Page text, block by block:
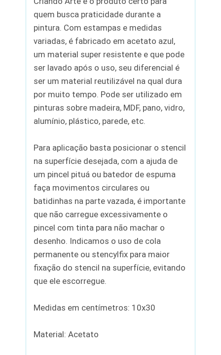
quem busca praticidade durante a
pintura. Com estampas e medidas
variadas, é fabricado em acetato azul,
um material super resistente e que pode
ser lavado após o uso, seu diferencial é
ser um material reutilizável na qual dura
por muito tempo. Pode ser utilizado em
pinturas sobre madeira, MDF, pano, vidro,
alumínio, plástico, parede, etc.
Para aplicação basta posicionar o stencil
na superfície desejada, com a ajuda de
um pincel pituá ou batedor de espuma
faça movimentos circulares ou
batidinhas na parte vazada, é importante
que não carregue excessivamente o
pincel com tinta para não machar o
desenho. Indicamos o uso de cola
permanente ou stencylfix para maior
fixação do stencil na superfície, evitando
que ele escorregue.
Medidas em centímetros: 10x30
Material: Acetato